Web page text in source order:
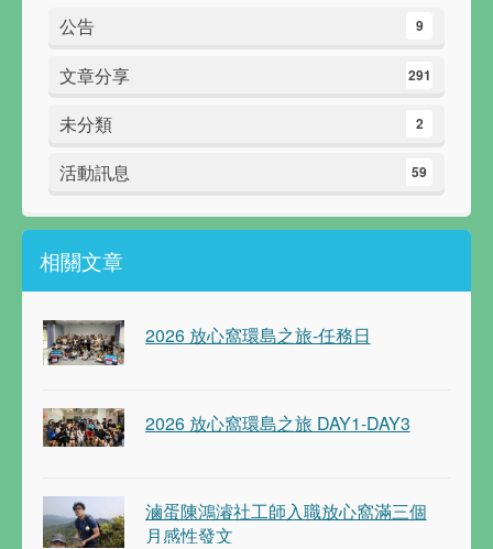
公告 9
文章分享 291
未分類 2
活動訊息 59
相關文章
2026 放心窩環島之旅-任務日
2026 放心窩環島之旅 DAY1-DAY3
滷蛋陳鴻濬社工師入職放心窩滿三個
月感性發文